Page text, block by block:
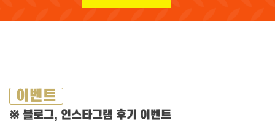
이벤트
※ 블로그, 인스타그램 후기 이벤트